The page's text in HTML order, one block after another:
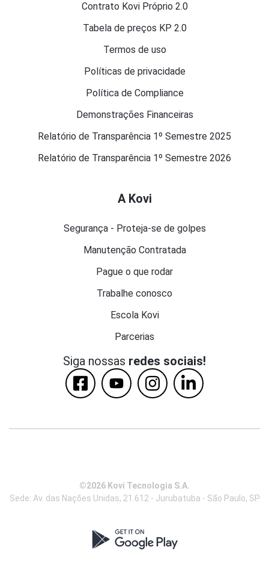
Contrato Kovi Próprio 2.0
Tabela de preços KP 2.0
Termos de uso
Políticas de privacidade
Política de Compliance
Demonstrações Financeiras
Relatório de Transparência 1º Semestre 2025
Relatório de Transparência 1º Semestre 2026
A Kovi
Segurança - Proteja-se de golpes
Manutenção Contratada
Pague o que rodar
Trabalhe conosco
Escola Kovi
Parcerias
Siga nossas redes sociais!
©2026 Kovi Tecnologia S.A.
Sede: Av. das Nações Unidas, 21.612 - Jurubatuba - São Paulo, SP